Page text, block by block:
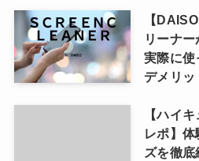
【
リーナ
実際に使
デメリッ
【ハイ
レポ】
ズを徹底